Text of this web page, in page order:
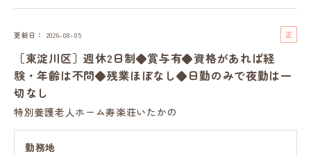
更新日 2026-08-05
正
［東淀川区］週休2日制◆賞与有◆資格があれば経
験・年齢は不問◆残業ほぼなし◆日勤のみで夜勤は一
切なし
特別養護老人ホーム寿楽荘いたかの
勤務地